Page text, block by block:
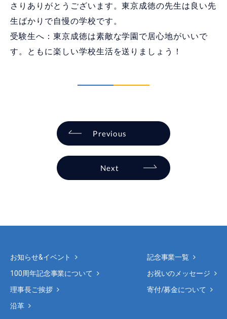
さりありがとうございます。東京成徳の先生は良い先
生ばかりで自慢の学校です。
受験生へ：東京成徳は素敵な学園で居心地がいいで
す。ともに楽しい学校生活を送りましょう！
Previous
Next
お知らせ&イベント
100周年記念事業について
理事長ご挨拶
沿革
記念事業一覧
お祝いのメッセージ
寄付/募金について